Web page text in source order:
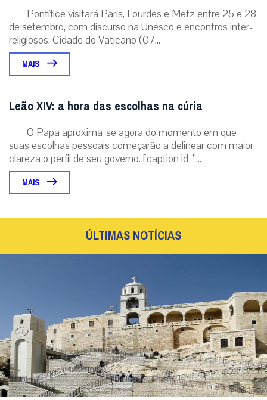
Pontífice visitará Paris, Lourdes e Metz entre 25 e 28
de setembro, com discurso na Unesco e encontros inter-
religiosos. Cidade do Vaticano (07...
MAIS
Leão XIV: a hora das escolhas na cúria
O Papa aproxima-se agora do momento em que
suas escolhas pessoais começarão a delinear com maior
clareza o perfil de seu governo. [caption id=”...
MAIS
ÚLTIMAS NOTÍCIAS